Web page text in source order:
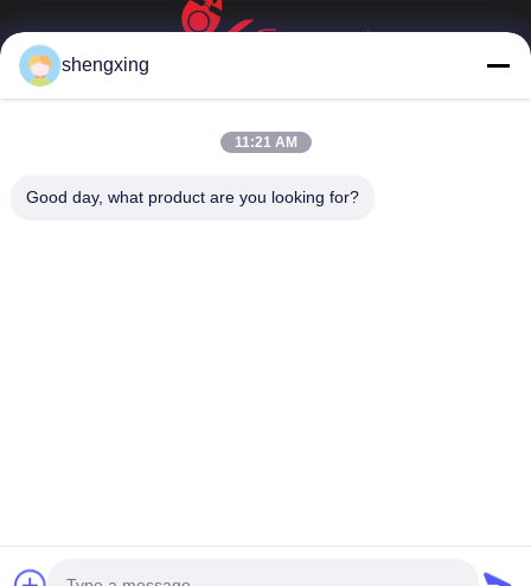
Johnzhu@farmrob.com
ข่าว
shengxing
11:21 AM
Good day, what product are you looking for?